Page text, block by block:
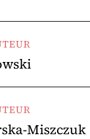
Miszczuk